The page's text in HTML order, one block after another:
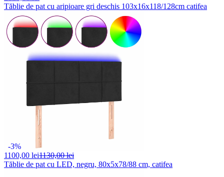
Tăblie de pat cu aripioare gri deschis 103x16x118/128cm catifea
-3%
1100,00 lei1130,00 lei
Tăblie de pat cu LED, negru, 80x5x78/88 cm, catifea